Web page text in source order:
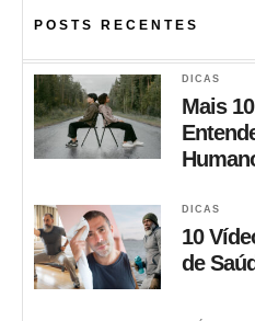
POSTS RECENTES
DICAS
Mais
DICAS
10
de